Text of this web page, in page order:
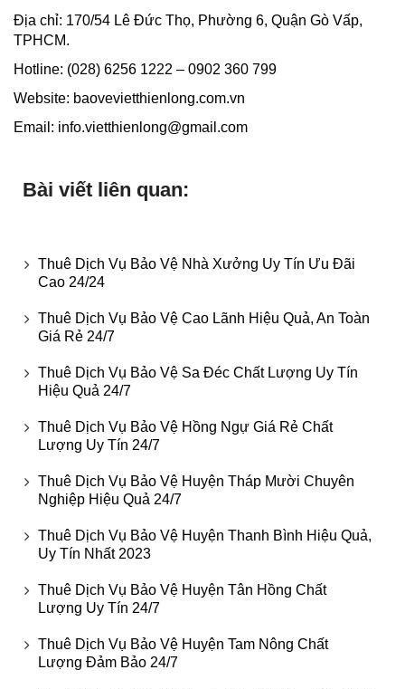
Địa chỉ: 170/54 Lê Đức Thọ, Phường 6, Quận Gò Vấp,
TPHCM.
Hotline: (028) 6256 1222 – 0902 360 799
Website: baovevietthienlong.com.vn
Email: info.vietthienlong@gmail.com
Bài viết liên quan:
Thuê Dịch Vụ Bảo Vệ Nhà Xưởng Uy Tín Ưu Đãi
Cao 24/24
Thuê Dịch Vụ Bảo Vệ Cao Lãnh Hiệu Quả, An Toàn
Giá Rẻ 24/7
Thuê Dịch Vụ Bảo Vệ Sa Đéc Chất Lượng Uy Tín
Hiệu Quả 24/7
Thuê Dịch Vụ Bảo Vệ Hồng Ngự Giá Rẻ Chất
Lượng Uy Tín 24/7
Thuê Dịch Vụ Bảo Vệ Huyện Tháp Mười Chuyên
Nghiệp Hiệu Quả 24/7
Thuê Dịch Vụ Bảo Vệ Huyện Thanh Bình Hiệu Quả,
Uy Tín Nhất 2023
Thuê Dịch Vụ Bảo Vệ Huyện Tân Hồng Chất
Lượng Uy Tín 24/7
Thuê Dịch Vụ Bảo Vệ Huyện Tam Nông Chất
Lượng Đảm Bảo 24/7